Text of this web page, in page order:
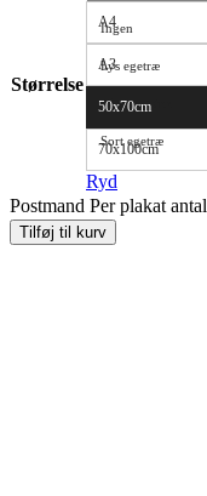
Ingen
Lys egetræ
Mørk egetræ
Sort egetræ
Størrelse
A4
A3
50x70cm
70x100cm
Ryd
Postmand Per plakat antal
Tilføj til kurv